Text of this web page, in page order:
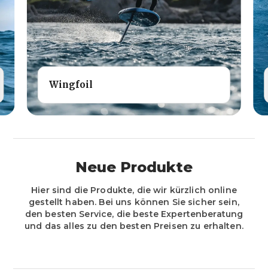
Wingfoil
Neue Produkte
Hier sind die Produkte, die wir kürzlich online
gestellt haben. Bei uns können Sie sicher sein,
den besten Service, die beste Expertenberatung
und das alles zu den besten Preisen zu erhalten.